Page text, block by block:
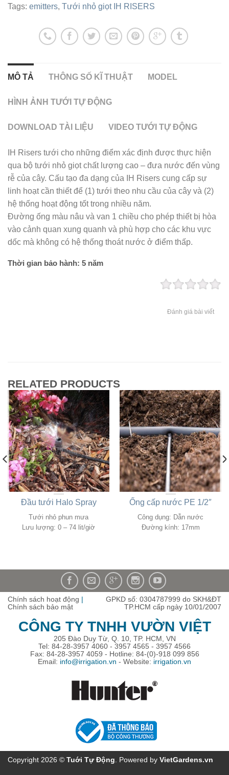
Tags: emitters, Tưới nhỏ giọt IH RISERS
MÔ TẢ THÔNG SỐ KĨ THUẬT MODEL
HÌNH ẢNH TƯỚI TỰ ĐỘNG
DOWNLOAD TÀI LIỆU VIDEO TƯỚI TỰ ĐỘNG
IH Risers tưới cho những điểm xác định được thực hiện
qua bộ tưới nhỏ giọt chất lượng cao – đưa nước đến vùng
rễ của cây. Cấu tạo đa dạng của IH Risers cung cấp sự
linh hoạt cần thiết để (1) tưới theo nhu cầu của cây và (2)
hệ thống hoạt động tốt trong nhiều năm.
Đường ống màu nâu và van 1 chiều cho phép thiết bị hòa
vào cảnh quan xung quanh và phù hợp cho các khu vực
dốc mà không có hệ thống thoát nước ở điểm thấp.
Thời gian bảo hành: 5 năm
Đánh giá bài viết
RELATED PRODUCTS
Đầu tưới Halo Spray
Tưới nhỏ phun mưa
Lưu lượng: 0 – 74 lit/giờ
Ống cấp nước PE 1/2″
Công dụng: Dẫn nước
Đường kính: 17mm
Chính sách hoạt động |
Chính sách bảo mật
GPKD số: 0304787999 do SKH&ĐT
TP.HCM cấp ngày 10/01/2007
CÔNG TY TNHH VƯỜN VIỆT
205 Đào Duy Từ, Q. 10, TP. HCM, VN
Tel: 84-28-3957 4060 - 3957 4565 - 3957 4566
Fax: 84-28-3957 4059 - Hotline: 84-(0)-918 099 856
Email: info@irrigation.vn - Website: irrigation.vn
Copyright 2026 © Tuới Tự Ðộng . Powered by VietGardens.vn